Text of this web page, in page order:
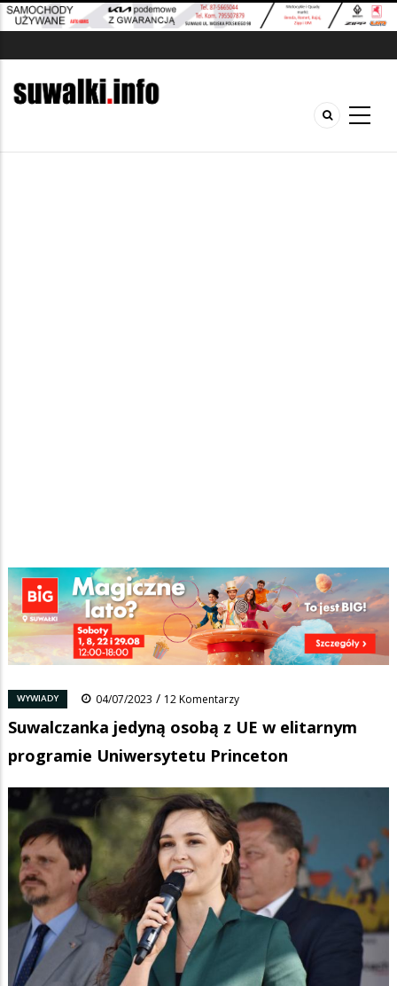
Ścieżka
nawigacyjna
Strona główna/Wiadomości/Wywiady/
Suwalczanka jedyną osobą z UE w elitarnym programie Uniwersytetu
Princeton
Facebook PinterestTumblrReddit Share
WYWIADY 04/07/2023 / 12 Komentarzy
Suwalczanka jedyną osobą z UE w elitarnym
programie Uniwersytetu Princeton